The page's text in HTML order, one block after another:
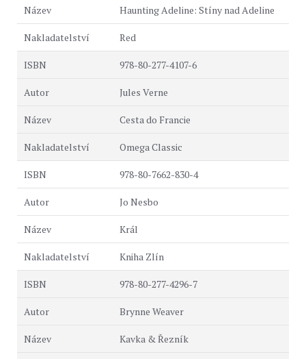
Haunting Adeline: Stíny nad Adeline
Red
978-80-277-4107-6
Jules Verne
Cesta do Francie
Omega Classic
978-80-7662-830-4
Jo Nesbo
Král
Kniha Zlín
978-80-277-4296-7
Brynne Weaver
Kavka & Řezník